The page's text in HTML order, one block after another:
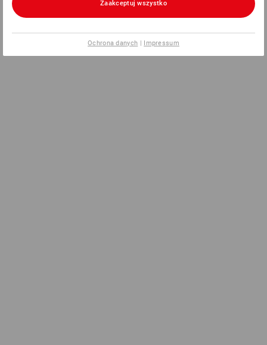
Zaakceptuj wszystko
Ochrona danych | Impressum